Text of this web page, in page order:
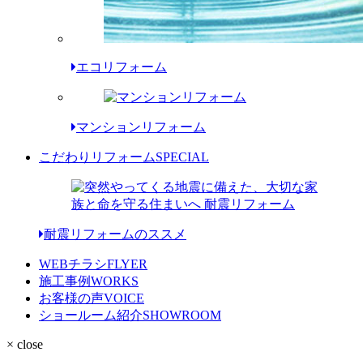
エコリフォーム
マンションリフォーム
こだわりリフォームSPECIAL
耐震リフォームのススメ
WEBチラシFLYER
施工事例WORKS
お客様の声VOICE
ショールーム紹介SHOWROOM
× close